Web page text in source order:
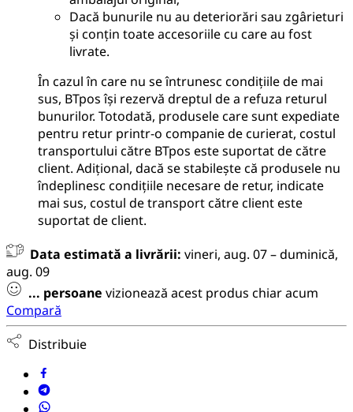
Dacă bunurile nu au deteriorări sau zgârieturi
și conțin toate accesoriile cu care au fost
livrate.
În cazul în care nu se întrunesc condițiile de mai
sus, BTpos își rezervă dreptul de a refuza returul
bunurilor. Totodată, produsele care sunt expediate
pentru retur printr-o companie de curierat, costul
transportului către BTpos este suportat de către
client. Adițional, dacă se stabilește că produsele nu
îndeplinesc condițiile necesare de retur, indicate
mai sus, costul de transport către client este
suportat de client.
Data estimată a livrării: vineri, aug. 07 – duminică,
aug. 09
... persoane vizionează acest produs chiar acum
Compară
Distribuie